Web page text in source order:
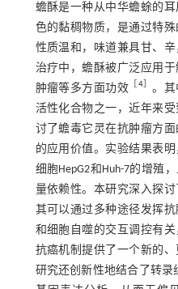
蟾酥是一种从中华蟾蜍的
色的黏稠物质，是通过特
性质温和，味道兼具甘、
治疗中，蟾酥被广泛应用
肿瘤等多方面功效 ［4］ 。其
活性化合物之一，近年来
讨了蟾毒它灵在抗肿瘤方
的应用价值。实验结果表
细胞HepG2和Huh-7的增殖
量依赖性。本研究深入探
其可以通过多种途径发挥
和细胞自噬的交互调控有
抗癌机制提供了一个新的
研究还创新性地结合了转录